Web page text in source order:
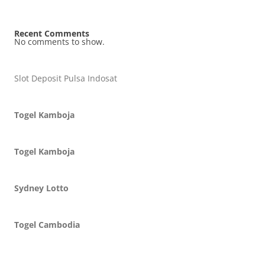
Recent Comments
No comments to show.
Slot Deposit Pulsa Indosat
Togel Kamboja
Togel Kamboja
Sydney Lotto
Togel Cambodia